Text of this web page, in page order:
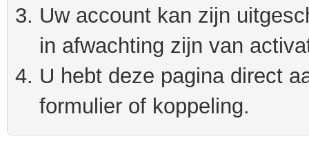
Uw account kan zijn
in afwachting zijn van
U hebt deze pagina direct
formulier of koppeling.